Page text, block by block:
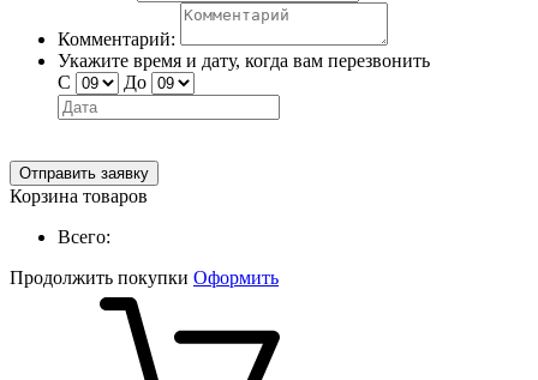
Комментарий:
Укажите время и дату, когда вам перезвонить
С
До
Отправить заявку
Корзина товаров
Всего:
Продолжить покупки Оформить